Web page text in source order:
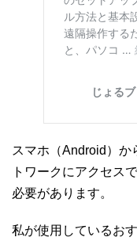
スマホ（Android）か
トワークにアクセス
必要があります。
私が使用しているお